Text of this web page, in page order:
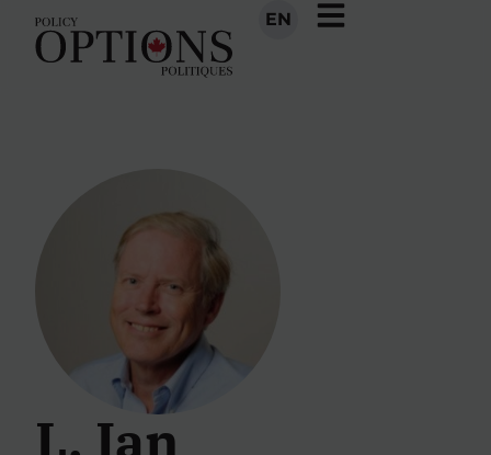
EN
L. Ian